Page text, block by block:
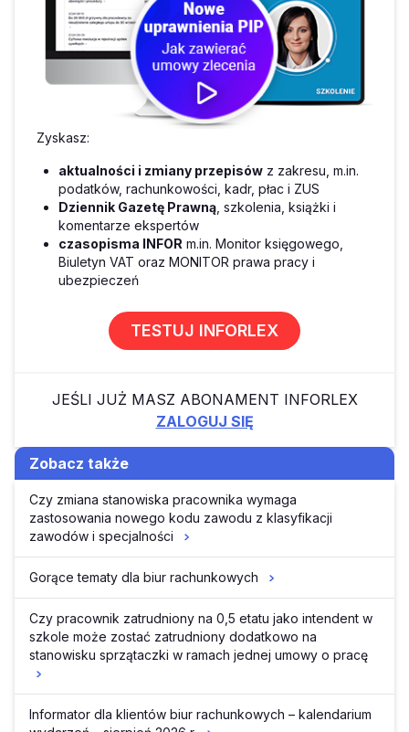
Zyskasz:
aktualności i zmiany przepisów z zakresu, m.in.
podatków, rachunkowości, kadr, płac i ZUS
Dziennik Gazetę Prawną , szkolenia, książki i
komentarze ekspertów
czasopisma INFOR m.in. Monitor księgowego,
Biuletyn VAT oraz MONITOR prawa pracy i
ubezpieczeń
TESTUJ INFORLEX
JEŚLI JUŻ MASZ ABONAMENT INFORLEX
ZALOGUJ SIĘ
Zobacz także
Czy zmiana stanowiska pracownika wymaga
zastosowania nowego kodu zawodu z klasyfikacji
zawodów i specjalności
Gorące tematy dla biur rachunkowych
Czy pracownik zatrudniony na 0,5 etatu jako intendent w
szkole może zostać zatrudniony dodatkowo na
stanowisku sprzątaczki w ramach jednej umowy o pracę
Informator dla klientów biur rachunkowych – kalendarium